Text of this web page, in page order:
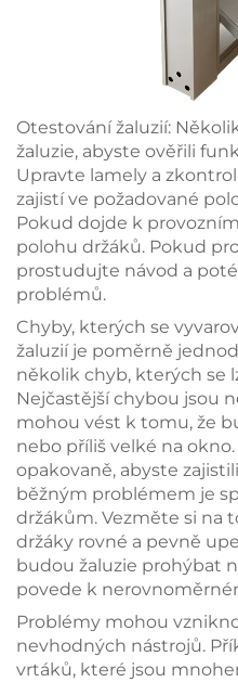
Otestování žaluzií:
žaluzie, abyste ověřili
Upravte lamely a
zajistí ve požadované
Pokud dojde k
polohu držáků. Pokud
prostudujte návod a
problémů.
Chyby, kterých se
žaluzií je poměrně
několik chyb, kterých se
Nejčastější chybou jsou
mohou vést k tomu, že
nebo příliš velké na
opakovaně, abyste
běžným problémem je
držákům. Vezměte si na
držáky rovné a pevně
budou žaluzie prohýbat
povede k
Problémy mohou
nevhodných nástrojů.
vrtáků, které jsou